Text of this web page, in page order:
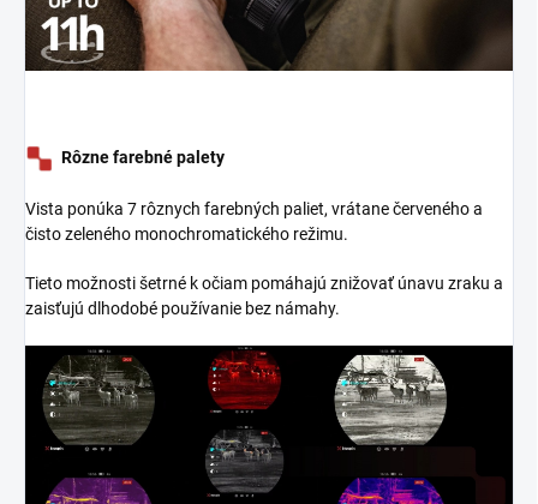
Rôzne farebné palety
Vista ponúka 7 rôznych farebných paliet, vrátane červeného a
čisto zeleného monochromatického režimu.
Tieto možnosti šetrné k očiam pomáhajú znižovať únavu zraku a
zaisťujú dlhodobé používanie bez námahy.